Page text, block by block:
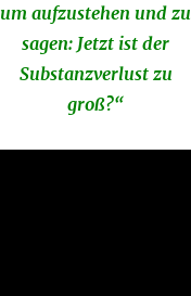
um aufzustehen und zu
sagen: Jetzt ist der
Substanzverlust zu
groß?“